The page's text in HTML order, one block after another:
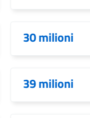
30 milioni
39 milioni